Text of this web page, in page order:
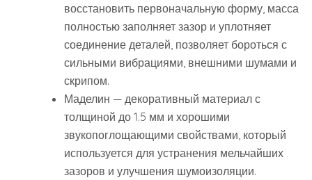
восстановить первоначальную форму, масса
полностью заполняет зазор и уплотняет
соединение деталей, позволяет бороться с
сильными вибрациями, внешними шумами и
скрипом.
Маделин — декоративный материал с
толщиной до 1.5 мм и хорошими
звукопоглощающими свойствами, который
используется для устранения мельчайших
зазоров и улучшения шумоизоляции.